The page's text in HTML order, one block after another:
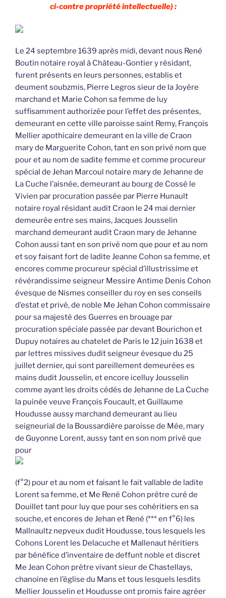
ci-contre propriété intellectuelle) :
Le 24 septembre 1639 après midi, devant nous René
Boutin notaire royal à Château-Gontier y résidant,
furent présents en leurs personnes, establis et
deument soubzmis, Pierre Legros sieur de la Joyère
marchand et Marie Cohon sa femme de luy
suffisamment authorizée pour l’effet des présentes,
demeurant en cette ville paroisse saint Remy, François
Mellier apothicaire demeurant en la ville de Craon
mary de Marguerite Cohon, tant en son privé nom que
pour et au nom de sadite femme et comme procureur
spécial de Jehan Marcoul notaire mary de Jehanne de
La Cuche l’aisnée, demeurant au bourg de Cossé le
Vivien par procuration passée par Pierre Hunault
notaire royal résidant audit Craon le 24 mai dernier
demeurée entre ses mains, Jacques Jousselin
marchand demeurant audit Craon mary de Jehanne
Cohon aussi tant en son privé nom que pour et au nom
et soy faisant fort de ladite Jeanne Cohon sa femme, et
encores comme procureur spécial d’illustrissime et
révérandissime seigneur Messire Antime Denis Cohon
évesque de Nismes conseiller du roy en ses conseils
d’estat et privé, de noble Me Jehan Cohon commissaire
pour sa majesté des Guerres en brouage par
procuration spéciale passée par devant Bourichon et
Dupuy notaires au chatelet de Paris le 12 juin 1638 et
par lettres missives dudit seigneur évesque du 25
juillet dernier, qui sont pareillement demeurées es
mains dudit Jousselin, et encore icelluy Jousselin
comme ayant les droits cédés de Jehanne de La Cuche
la puinée veuve François Foucault, et Guillaume
Houdusse aussy marchand demeurant au lieu
seigneurial de la Boussardière paroisse de Mée, mary
de Guyonne Lorent, aussy tant en son nom privé que
pour
(f°2) pour et au nom et faisant le fait vallable de ladite
Lorent sa femme, et Me René Cohon prêtre curé de
Douillet tant pour luy que pour ses cohéritiers en sa
souche, et encores de Jehan et René (*** en f°6) les
Mallnaultz nepveux dudit Houdusse, tous lesquels les
Cohons Lorent les Delacuche et Mallenaut héritiers
par bénéfice d’inventaire de deffunt noble et discret
Me Jean Cohon prêtre vivant sieur de Chastellays,
chanoine en l’église du Mans et tous lesquels lesdits
Mellier Jousselin et Houdusse ont promis faire agréer